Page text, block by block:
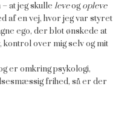
at jeg skulle leveogopleve
af en vej, hvor jeg var styret
ego, der blot ønskede at
over mig selv og mit
er omkring psykologi,
frihed, så er der